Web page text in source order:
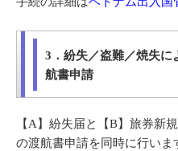
3．紛失／盗難／焼失に
航書申請
【A】紛失届と【B】旅券新
の渡航書申請を同時に行いま